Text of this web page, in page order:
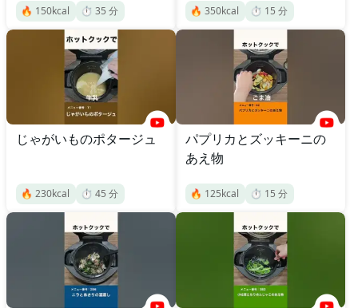
🔥 150kcal ⏱️ 35 分 🔥 350kcal ⏱️ 15 分
じゃがいものポタージュ
🔥 230kcal ⏱️ 45 分
パプリカとズッキーニの
あえ物
🔥 125kcal ⏱️ 15 分